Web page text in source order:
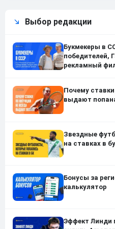
Выбор редакции
Букмекеры в
победителей,
рекламный
Почему
выдают
Звездные
на ставках в
Бонусы за
калькулятор
Эффект Линди